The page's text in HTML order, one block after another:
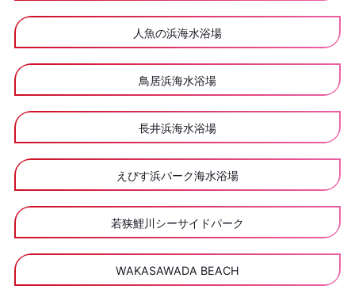
人魚の浜海水浴場
鳥居浜海水浴場
長井浜海水浴場
えびす浜パーク海水浴場
若狭鯉川シーサイドパーク
WAKASAWADA BEACH